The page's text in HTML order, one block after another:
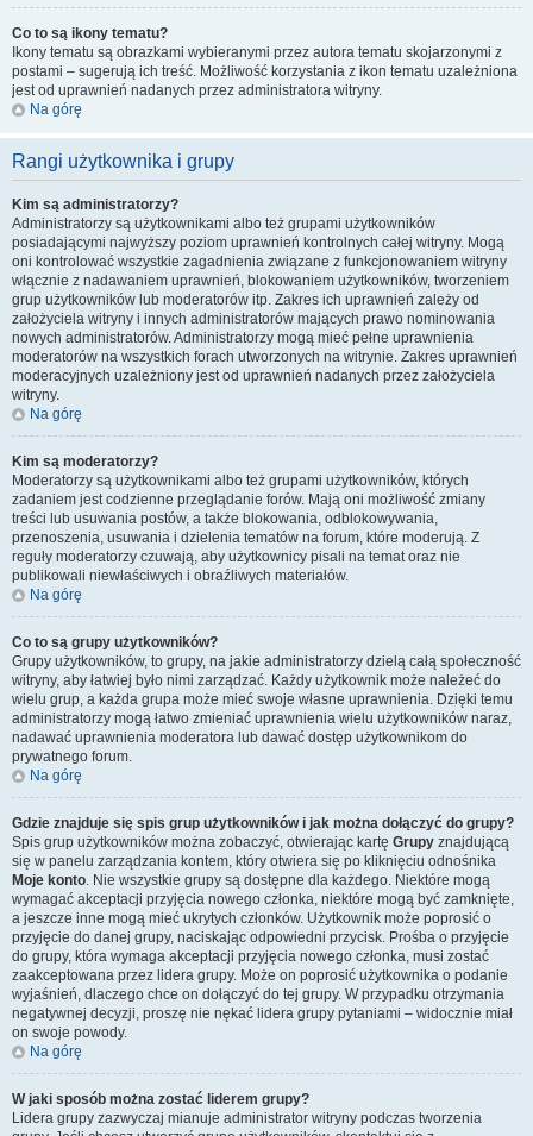
Co to są ikony tematu?
Ikony tematu są obrazkami wybieranymi przez autora tematu skojarzonymi z
postami – sugerują ich treść. Możliwość korzystania z ikon tematu uzależniona
jest od uprawnień nadanych przez administratora witryny.
Na górę
Rangi użytkownika i grupy
Kim są administratorzy?
Administratorzy są użytkownikami albo też grupami użytkowników
posiadającymi najwyższy poziom uprawnień kontrolnych całej witryny. Mogą
oni kontrolować wszystkie zagadnienia związane z funkcjonowaniem witryny
włącznie z nadawaniem uprawnień, blokowaniem użytkowników, tworzeniem
grup użytkowników lub moderatorów itp. Zakres ich uprawnień zależy od
założyciela witryny i innych administratorów mających prawo nominowania
nowych administratorów. Administratorzy mogą mieć pełne uprawnienia
moderatorów na wszystkich forach utworzonych na witrynie. Zakres uprawnień
moderacyjnych uzależniony jest od uprawnień nadanych przez założyciela
witryny.
Na górę
Kim są moderatorzy?
Moderatorzy są użytkownikami albo też grupami użytkowników, których
zadaniem jest codzienne przeglądanie forów. Mają oni możliwość zmiany
treści lub usuwania postów, a także blokowania, odblokowywania,
przenoszenia, usuwania i dzielenia tematów na forum, które moderują. Z
reguły moderatorzy czuwają, aby użytkownicy pisali na temat oraz nie
publikowali niewłaściwych i obraźliwych materiałów.
Na górę
Co to są grupy użytkowników?
Grupy użytkowników, to grupy, na jakie administratorzy dzielą całą społeczność
witryny, aby łatwiej było nimi zarządzać. Każdy użytkownik może należeć do
wielu grup, a każda grupa może mieć swoje własne uprawnienia. Dzięki temu
administratorzy mogą łatwo zmieniać uprawnienia wielu użytkowników naraz,
nadawać uprawnienia moderatora lub dawać dostęp użytkownikom do
prywatnego forum.
Na górę
Gdzie znajduje się spis grup użytkowników i jak można dołączyć do grupy?
Spis grup użytkowników można zobaczyć, otwierając kartę Grupy znajdującą
się w panelu zarządzania kontem, który otwiera się po kliknięciu odnośnika
Moje konto. Nie wszystkie grupy są dostępne dla każdego. Niektóre mogą
wymagać akceptacji przyjęcia nowego członka, niektóre mogą być zamknięte,
a jeszcze inne mogą mieć ukrytych członków. Użytkownik może poprosić o
przyjęcie do danej grupy, naciskając odpowiedni przycisk. Prośba o przyjęcie
do grupy, która wymaga akceptacji przyjęcia nowego członka, musi zostać
zaakceptowana przez lidera grupy. Może on poprosić użytkownika o podanie
wyjaśnień, dlaczego chce on dołączyć do tej grupy. W przypadku otrzymania
negatywnej decyzji, proszę nie nękać lidera grupy pytaniami – widocznie miał
on swoje powody.
Na górę
W jaki sposób można zostać liderem grupy?
Lidera grupy zazwyczaj mianuje administrator witryny podczas tworzenia